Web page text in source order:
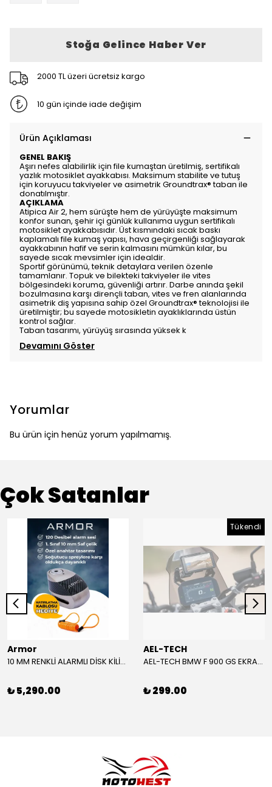
Stoğa Gelince Haber Ver
2000 TL üzeri ücretsiz kargo
10 gün içinde iade değişim
Ürün Açıklaması
GENEL BAKIŞ
Aşırı nefes alabilirlik için file kumaştan üretilmiş, sertifikalı
yazlık motosiklet ayakkabısı. Maksimum stabilite ve tutuş
için koruyucu takviyeler ve asimetrik Groundtrax® taban ile
donatılmıştır.
AÇIKLAMA
Atipica Air 2, hem sürüşte hem de yürüyüşte maksimum
konfor sunan, şehir içi günlük kullanıma uygun sertifikalı
motosiklet ayakkabısıdır. Üst kısmındaki sıcak baskı
kaplamalı file kumaş yapısı, hava geçirgenliği sağlayarak
ayakkabının hafif ve serin kalmasını mümkün kılar, bu
sayede sıcak mevsimler için idealdir.
Sportif görünümü, teknik detaylara verilen özenle
tamamlanır. Topuk ve bilekteki takviyeler ile vites
bölgesindeki koruma, güvenliği artırır. Darbe anında şekil
bozulmasına karşı dirençli taban, vites ve fren alanlarında
asimetrik diş yapısına sahip özel Groundtrax® teknolojisi ile
üretilmiştir; bu sayede motosikletin ayaklıklarında üstün
kontrol sağlar.
Taban tasarımı, yürüyüş sırasında yüksek k
Devamını Göster
Yorumlar
Bu ürün için henüz yorum yapılmamış.
Çok Satanlar
Armor
10 MM RENKLİ ALARMLI DİSK KİLİDİ YENİ VERSİYON
₺ 5,290.00
Tükendi
AEL-TECH
AEL-TECH BMW F 900 GS EKRAN/GÖSTERGE KORUYUCU 2024-2025
₺ 299.00